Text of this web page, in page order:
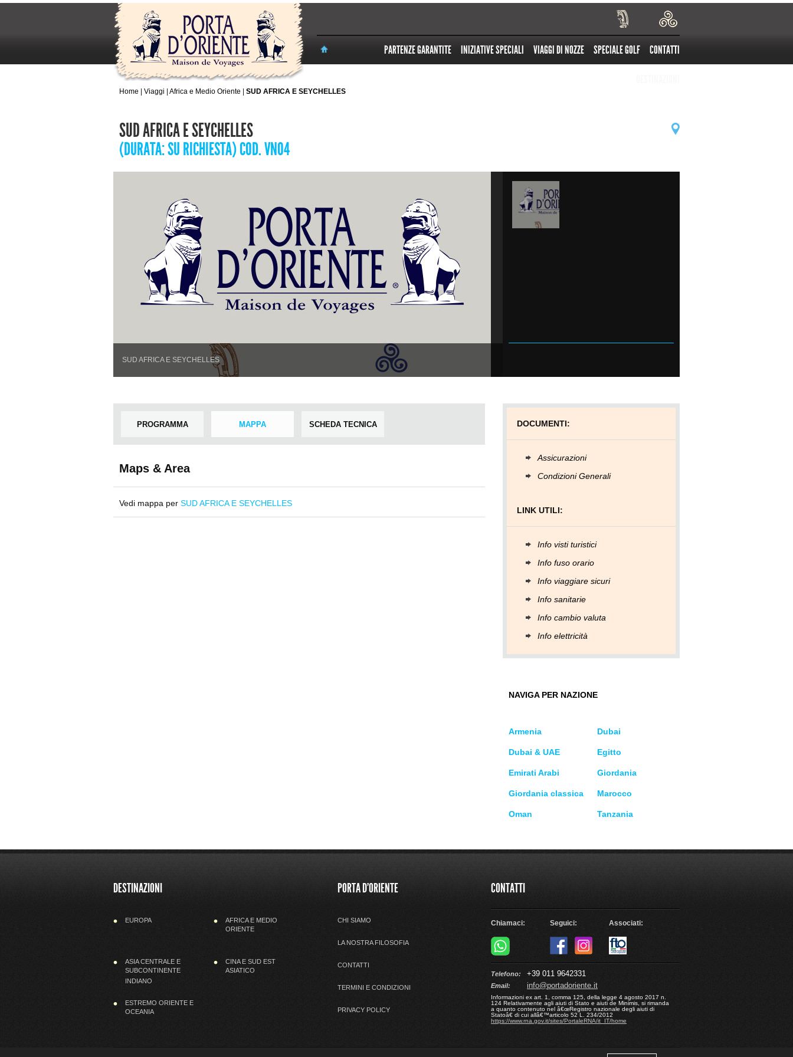
CONTATTI
SPECIALE GOLF
VIAGGI DI NOZZE
INIZIATIVE SPECIALI
PARTENZE GARANTITE
Home Viaggi Africa e Medio Oriente SUD AFRICA E SEYCHELLES
SUD AFRICA E SEYCHELLES
(DURATA: SU RICHIESTA) COD. VN04
SUD AFRICA E SEYCHELLES
PROGRAMMA MAPPA SCHEDA TECNICA
Maps & Area
Vedi mappa per SUD AFRICA E SEYCHELLES
DOCUMENTI:
Assicurazioni
Condizioni Generali
LINK UTILI:
Info visti turistici
Info fuso orario
Info viaggiare sicuri
Info sanitarie
Info cambio valuta
Info elettricità
NAVIGA PER NAZIONE
Armenia Dubai
Dubai & UAE Egitto
Emirati Arabi Giordania
Giordania classica Marocco
Oman Tanzania
DESTINAZIONI
EUROPA AFRICA E MEDIO
ORIENTE
ASIA CENTRALE E
SUBCONTINENTE
INDIANO
CINA E SUD EST
ASIATICO
ESTREMO ORIENTE E
OCEANIA
PORTA D'ORIENTE
CHI SIAMO
LA NOSTRA FILOSOFIA
CONTATTI
TERMINI E CONDIZIONI
PRIVACY POLICY
CONTATTI
Chiamaci: Seguici: Associati:
Telefono: +39 011 9642331
Email: info@portadoriente.it
Informazioni ex art. 1, comma 125, della legge 4 agosto 2017 n.
124 Relativamente agli aiuti di Stato e aiuti de Minimis, si rimanda
a quanto contenuto nel â€œRegistro nazionale degli aiuti di
Statoâ€ di cui allâ€™articolo 52 L. 234/2012
https://www.rna.gov.it/sites/PortaleRNA/it_IT/home